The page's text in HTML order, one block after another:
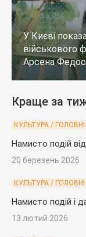
У Києві
військового
Арсена
загинув на війні
Краще за
КУЛЬТУРА /
Намисто подій
20 березень 2026
КУЛЬТУРА /
Намисто подій і
13 лютий 2026